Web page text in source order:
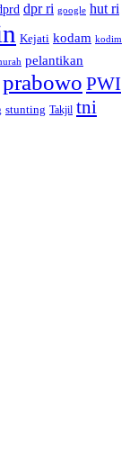
dpr ri google hut ri
Kejati kodam kodim
pelantikan
prabowo PWI
stunting Takjil tni